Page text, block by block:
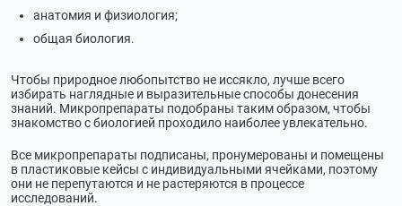
анатомия и физиология;
общая биология.
Чтобы природное любопытство не иссякло, лучше всего
избирать наглядные и выразительные способы донесения
знаний. Микропрепараты подобраны таким образом, чтобы
знакомство с биологией проходило наиболее увлекательно.
Все микропрепараты подписаны, пронумерованы и помещены
в пластиковые кейсы с индивидуальными ячейками, поэтому
они не перепутаются и не растеряются в процессе
исследований.